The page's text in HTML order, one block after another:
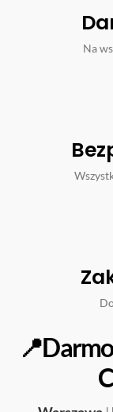
Na